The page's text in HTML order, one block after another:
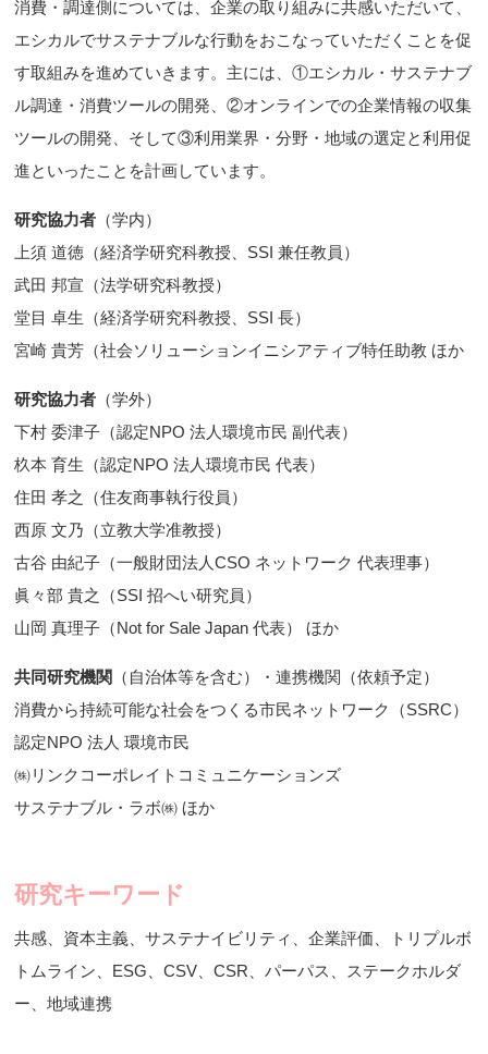
消費・調達側については、企業の取り組みに共感いただいて、
エシカルでサステナブルな行動をおこなっていただくことを促
す取組みを進めていきます。主には、①エシカル・サステナブ
ル調達・消費ツールの開発、②オンラインでの企業情報の収集
ツールの開発、そして③利用業界・分野・地域の選定と利用促
進といったことを計画しています。
研究協力者 （学内）
上須 道徳（経済学研究科教授、SSI 兼任教員）
武田 邦宣（法学研究科教授）
堂目 卓生（経済学研究科教授、SSI 長）
宮崎 貴芳（社会ソリューションイニシアティブ特任助教 ほか
研究協力者 （学外）
下村 委津子（認定NPO 法人環境市民 副代表）
杦本 育生（認定NPO 法人環境市民 代表）
住田 孝之（住友商事執行役員）
西原 文乃（立教大学准教授）
古谷 由紀子（一般財団法人CSO ネットワーク 代表理事）
眞々部 貴之（SSI 招へい研究員）
山岡 真理子（Not for Sale Japan 代表） ほか
共同研究機関
（自治体等を含む）・連携機関（依頼予定）
消費から持続可能な社会をつくる市民ネットワーク（SSRC）
認定NPO 法人 環境市民
㈱リンクコーポレイトコミュニケーションズ
サステナブル・ラボ㈱ ほか
研究キーワード
共感、資本主義、サステナイビリティ、企業評価、トリプルボ
トムライン、ESG、CSV、CSR、パーパス、ステークホルダ
ー、地域連携